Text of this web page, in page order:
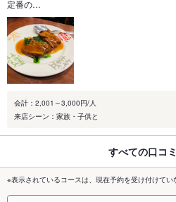
定番の…
会計：2,001～3,000円/人
来店シーン：家族・子供と
すべての口コ
※表示されているコースは、現在予約を受け付けてい